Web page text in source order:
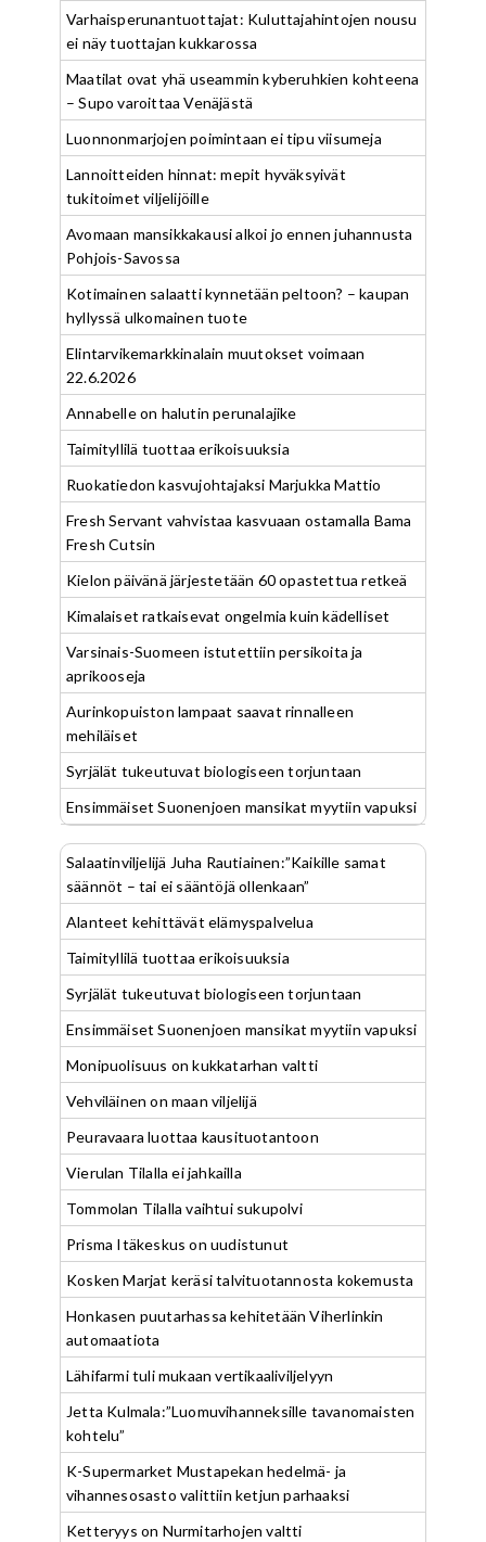
Varhaisperunantuottajat: Kuluttajahintojen nousu
ei näy tuottajan kukkarossa
Maatilat ovat yhä useammin kyberuhkien kohteena
– Supo varoittaa Venäjästä
Luonnonmarjojen poimintaan ei tipu viisumeja
Lannoitteiden hinnat: mepit hyväksyivät
tukitoimet viljelijöille
Avomaan mansikkakausi alkoi jo ennen juhannusta
Pohjois-Savossa
Kotimainen salaatti kynnetään peltoon? – kaupan
hyllyssä ulkomainen tuote
Elintarvikemarkkinalain muutokset voimaan
22.6.2026
Annabelle on halutin perunalajike
Taimityllilä tuottaa erikoisuuksia
Ruokatiedon kasvujohtajaksi Marjukka Mattio
Fresh Servant vahvistaa kasvuaan ostamalla Bama
Fresh Cutsin
Kielon päivänä järjestetään 60 opastettua retkeä
Kimalaiset ratkaisevat ongelmia kuin kädelliset
Varsinais-Suomeen istutettiin persikoita ja
aprikooseja
Aurinkopuiston lampaat saavat rinnalleen
mehiläiset
Syrjälät tukeutuvat biologiseen torjuntaan
Ensimmäiset Suonenjoen mansikat myytiin vapuksi
Salaatinviljelijä Juha Rautiainen:”Kaikille samat
säännöt – tai ei sääntöjä ollenkaan”
Alanteet kehittävät elämyspalvelua
Taimityllilä tuottaa erikoisuuksia
Syrjälät tukeutuvat biologiseen torjuntaan
Ensimmäiset Suonenjoen mansikat myytiin vapuksi
Monipuolisuus on kukkatarhan valtti
Vehviläinen on maan viljelijä
Peuravaara luottaa kausituotantoon
Vierulan Tilalla ei jahkailla
Tommolan Tilalla vaihtui sukupolvi
Prisma Itäkeskus on uudistunut
Kosken Marjat keräsi talvituotannosta kokemusta
Honkasen puutarhassa kehitetään Viherlinkin
automaatiota
Lähifarmi tuli mukaan vertikaaliviljelyyn
Jetta Kulmala:”Luomuvihanneksille tavanomaisten
kohtelu”
K-Supermarket Mustapekan hedelmä- ja
vihannesosasto valittiin ketjun parhaaksi
Ketteryys on Nurmitarhojen valtti